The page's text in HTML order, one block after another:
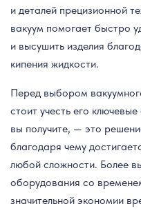
и деталей прецизионной
вакуум помогает быстро
и высушить изделия
кипения жидкости.
Перед выбором
стоит учесть его
вы получите, — это
благодаря чему
любой сложности. Более
оборудования со
значительной экономии